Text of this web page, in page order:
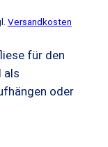
Versandkosten
für den
als
oder